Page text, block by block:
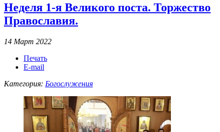
Неделя 1-я Великого поста. Торжество
Православия.
14 Март 2022
Печать
E-mail
Категория: Богослужения